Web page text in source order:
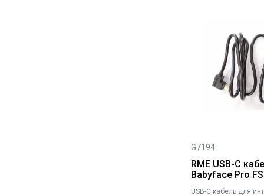
G7194
RME USB-C
Babyface Pro FS
USB-C кабель для